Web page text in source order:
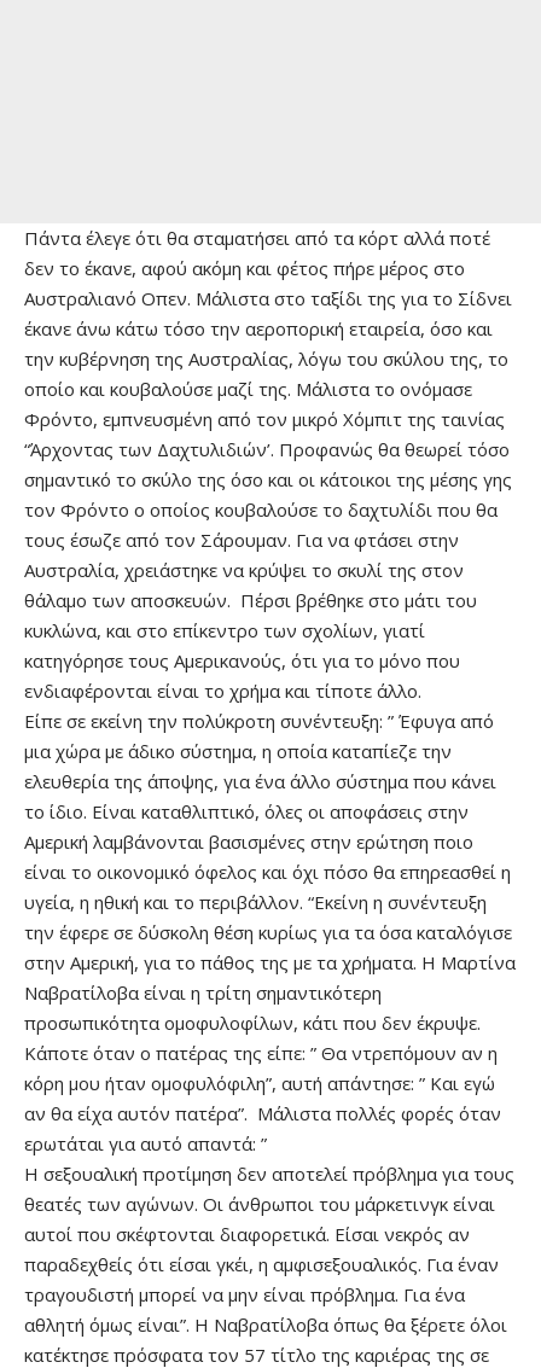
Πάντα έλεγε ότι θα σταματήσει από τα κόρτ αλλά ποτέ
δεν το έκανε, αφού ακόμη και φέτος πήρε μέρος στο
Αυστραλιανό Οπεν. Μάλιστα στο ταξίδι της για το Σίδνει
έκανε άνω κάτω τόσο την αεροπορική εταιρεία, όσο και
την κυβέρνηση της Αυστραλίας, λόγω του σκύλου της, το
οποίο και κουβαλούσε μαζί της. Μάλιστα το ονόμασε
Φρόντο, εμπνευσμένη από τον μικρό Χόμπιτ της ταινίας
“Άρχοντας των Δαχτυλιδιών’. Προφανώς θα θεωρεί τόσο
σημαντικό το σκύλο της όσο και οι κάτοικοι της μέσης γης
τον Φρόντο ο οποίος κουβαλούσε το δαχτυλίδι που θα
τους έσωζε από τον Σάρουμαν. Για να φτάσει στην
Αυστραλία, χρειάστηκε να κρύψει το σκυλί της στον
θάλαμο των αποσκευών. Πέρσι βρέθηκε στο μάτι του
κυκλώνα, και στο επίκεντρο των σχολίων, γιατί
κατηγόρησε τους Αμερικανούς, ότι για το μόνο που
ενδιαφέρονται είναι το χρήμα και τίποτε άλλο.
Είπε σε εκείνη την πολύκροτη συνέντευξη: ” Έφυγα από
μια χώρα με άδικο σύστημα, η οποία καταπίεζε την
ελευθερία της άποψης, για ένα άλλο σύστημα που κάνει
το ίδιο. Είναι καταθλιπτικό, όλες οι αποφάσεις στην
Αμερική λαμβάνονται βασισμένες στην ερώτηση ποιο
είναι το οικονομικό όφελος και όχι πόσο θα επηρεασθεί η
υγεία, η ηθική και το περιβάλλον. “Εκείνη η συνέντευξη
την έφερε σε δύσκολη θέση κυρίως για τα όσα καταλόγισε
στην Αμερική, για το πάθος της με τα χρήματα. Η Μαρτίνα
Ναβρατίλοβα είναι η τρίτη σημαντικότερη
προσωπικότητα ομοφυλοφίλων, κάτι που δεν έκρυψε.
Κάποτε όταν ο πατέρας της είπε: ” Θα ντρεπόμουν αν η
κόρη μου ήταν ομοφυλόφιλη”, αυτή απάντησε: ” Και εγώ
αν θα είχα αυτόν πατέρα”. Μάλιστα πολλές φορές όταν
ερωτάται για αυτό απαντά: ”
Η σεξουαλική προτίμηση δεν αποτελεί πρόβλημα για τους
θεατές των αγώνων. Οι άνθρωποι του μάρκετινγκ είναι
αυτοί που σκέφτονται διαφορετικά. Είσαι νεκρός αν
παραδεχθείς ότι είσαι γκέι, η αμφισεξουαλικός. Για έναν
τραγουδιστή μπορεί να μην είναι πρόβλημα. Για ένα
αθλητή όμως είναι”. Η Ναβρατίλοβα όπως θα ξέρετε όλοι
κατέκτησε πρόσφατα τον 57 τίτλο της καριέρας της σε